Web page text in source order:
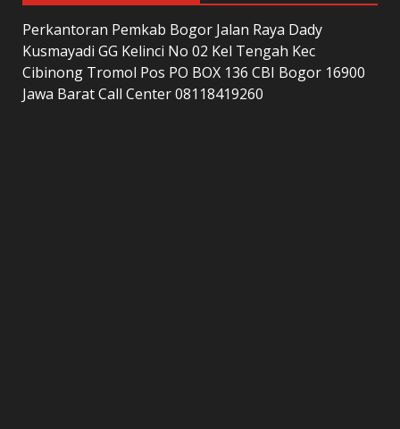
Perkantoran Pemkab Bogor Jalan Raya Dady
Kusmayadi GG Kelinci No 02 Kel Tengah Kec
Cibinong Tromol Pos PO BOX 136 CBI Bogor 16900
Jawa Barat Call Center 08118419260